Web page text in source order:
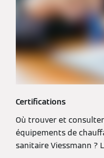
Certifications
Où trouver et
équipements de
sanitaire Viessmann ?